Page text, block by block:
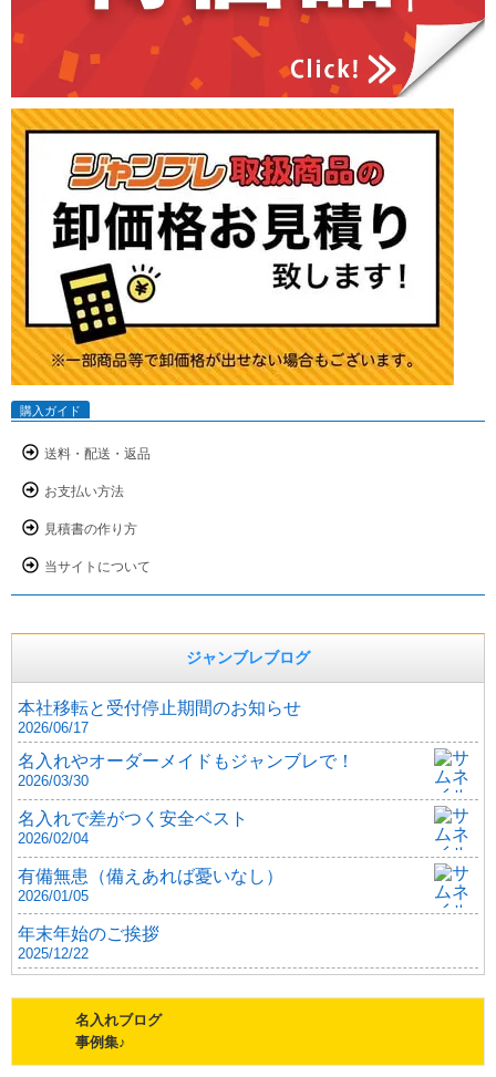
購入ガイド
送料・配送・返品
お支払い方法
見積書の作り方
当サイトについて
ジャンブレブログ
本社移転と受付停止期間のお知らせ
2026/06/17
名入れやオーダーメイドもジャンブレで！
2026/03/30
名入れで差がつく安全ベスト
2026/02/04
有備無患（備えあれば憂いなし）
2026/01/05
年末年始のご挨拶
2025/12/22
名入れブログ
事例集♪